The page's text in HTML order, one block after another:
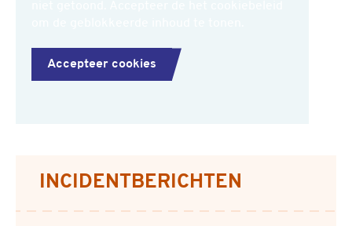
Accepteer cookies
INCIDENTBERICHTEN